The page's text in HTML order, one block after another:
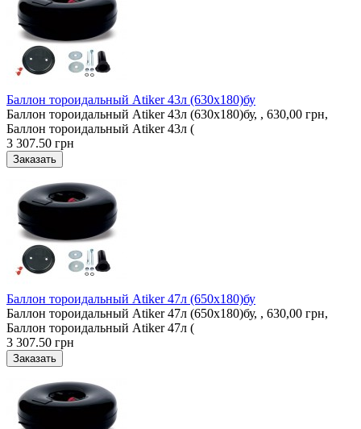
Баллон тороидальный Atiker 43л (630х180)бу
Баллон тороидальный Atiker 43л (630х180)бу, , 630,00 грн,
Баллон тороидальный Atiker 43л (
3 307.50 грн
Баллон тороидальный Atiker 47л (650х180)бу
Баллон тороидальный Atiker 47л (650х180)бу, , 630,00 грн,
Баллон тороидальный Atiker 47л (
3 307.50 грн